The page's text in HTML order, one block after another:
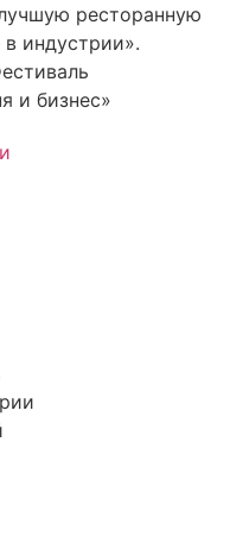
ресторанную
индустрии».
и бизнес»